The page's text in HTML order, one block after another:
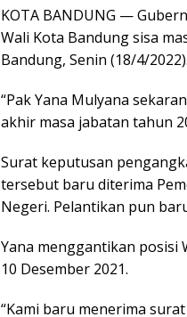
KOTA BANDUNG —
Wali Kota Bandung sisa
Bandung, Senin (18/4/2022).
“Pak Yana Mulyana
akhir masa jabatan tahun
Surat keputusan
tersebut baru diterima
Negeri. Pelantikan pun
Yana menggantikan posisi
10 Desember 2021.
“Kami baru menerima